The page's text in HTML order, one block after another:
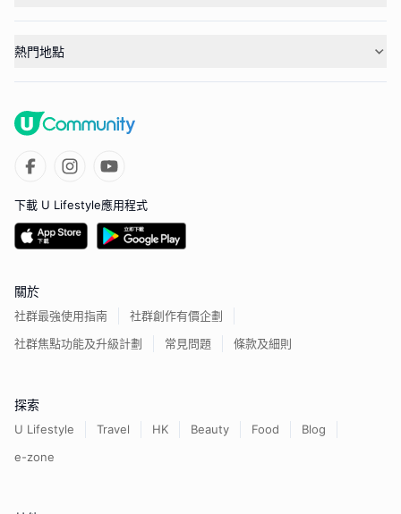
熱門地點
下載 U Lifestyle應用程式
關於
社群最強使用指南
社群創作有價企劃
社群焦點功能及升級計劃
常見問題 條款及細則
探索
U Lifestyle Travel HK Beauty Food
Blog
e-zone